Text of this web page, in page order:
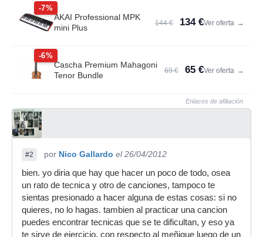
-7%
AKAI Professional MPK
mini Plus
144 € 134 €Ver oferta →
-6%
Cascha Premium Mahagoni
Tenor Bundle
69 € 65 €Ver oferta →
Enlaces de afiliación
#2 por Nico Gallardo el 26/04/2012
bien. yo diria que hay que hacer un poco de todo, osea
un rato de tecnica y otro de canciones, tampoco te
sientas presionado a hacer alguna de estas cosas: si no
quieres, no lo hagas. tambien al practicar una cancion
puedes encontrar tecnicas que se te dificultan, y eso ya
te sirve de ejercicio. con respecto al meñique luego de un